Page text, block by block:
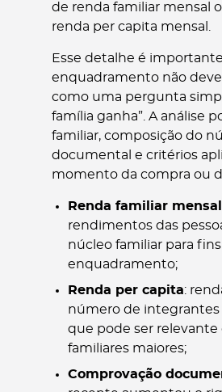
de renda familiar mensal
renda per capita mensal.
Esse detalhe é
enquadramento não
como uma pergunta
família ganha”. A análise
familiar, composição do
documental e critérios
momento da compra ou
Renda familiar mensal
rendimentos das
núcleo familiar para
enquadramento;
Renda per capita:
número de integrantes
que pode ser
familiares maiores;
Comprovação